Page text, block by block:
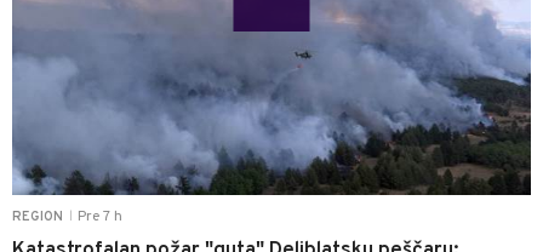
REGION Pre 7 h